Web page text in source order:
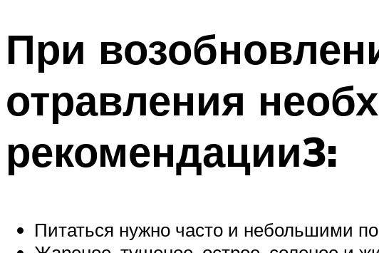
При
отравления
рекомендации3:
Питаться нужно часто и небольшими